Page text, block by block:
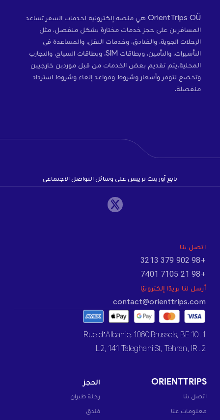
OrientTrips OÜ هي منصة إلكترونية لخدمات السفر تساعد
المسافرين على حجز خدمات مختارة بشكل منفصل، مثل
الرحلات الجوية، والفنادق، وخدمات النقل، والمساعدة في
التأشيرات، والتأمين، وبطاقات SIM، وبطاقات السياح، والتجارب
المحلية.يتم تقديم بعض الخدمات من قبل موردين خارجيين
وتخضع لتوفر وأسعار وشروط وقواعد إلغاء وشروط استرداد
منفصلة.
تابع أورينت تريبس على وسائل التواصل الاجتماعي
اتصل بنا
+98 902 379 3213
+98 21 7105 7401
أرسل لنا بريدًا إلكترونيًا
contact@orienttrips.com
1. 10 Rue d’Albanie, 1060 Brussels, BE
2. L2, 141 Taleghani St, Tehran, IR
ORIENTTRIPS
اتصل بنا
معلومات عنا
الحجز
رحلة طيران
فندق